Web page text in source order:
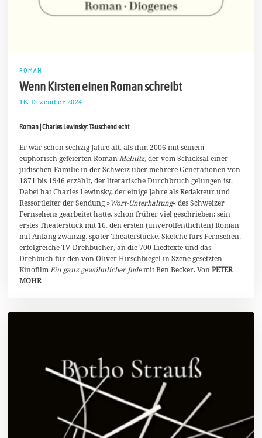
ROMAN
Wenn Kirsten einen Roman schreibt
16. Dezember 2024
D
z
e
m
b
e
r
0
2
4
Roman | Charles Lewinsky: Täuschend echt
Er war schon sechzig Jahre alt, als ihm 2006 mit seinem
euphorisch gefeierten Roman Melnitz, der vom Schicksal einer
jüdischen Familie in der Schweiz über mehrere Generationen von
1871 bis 1946 erzählt, der literarische Durchbruch gelungen ist.
Dabei hat Charles Lewinsky, der einige Jahre als Redakteur und
Ressortleiter der Sendung »Wort-Unterhaltung« des Schweizer
Fernsehens gearbeitet hatte, schon früher viel geschrieben: sein
erstes Theaterstück mit 16, den ersten (unveröffentlichten) Roman
mit Anfang zwanzig, später Theaterstücke, Sketche fürs Fernsehen,
erfolgreiche TV-Drehbücher, an die 700 Liedtexte und das
Drehbuch für den von Oliver Hirschbiegel in Szene gesetzten
Kinofilm Ein ganz gewöhnlicher Judemit Ben Becker. VonPETER
MOHR